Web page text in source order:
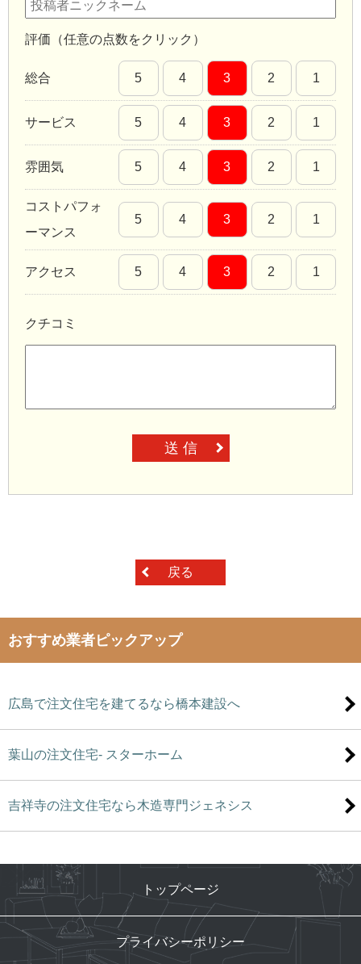
評価（任意の点数をクリック）
総合 5 4 3 2 1
サービス 5 4 3 2 1
雰囲気 5 4 3 2 1
コストパフォ
ーマンス
5 4 3 2 1
アクセス 5 4 3 2 1
クチコミ
送 信
戻る
おすすめ業者ピックアップ
広島で注文住宅を建てるなら橋本建設へ
葉山の注文住宅- スターホーム
吉祥寺の注文住宅なら木造専門ジェネシス
トップページ
プライバシーポリシー